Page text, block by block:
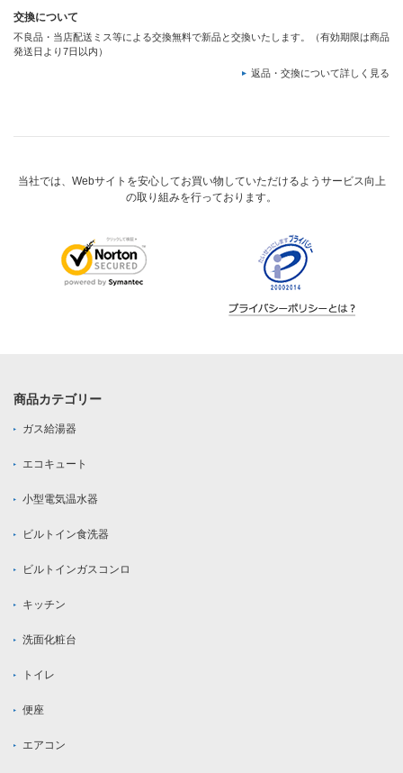
交換について
不良品・当店配送ミス等による交換無料で新品と交換いたします。（有効期限は商品
発送日より7日以内）
返品・交換について詳しく見る
当社では、Webサイトを安心してお買い物していただけるようサービス向上
の取り組みを行っております。
商品カテゴリー
ガス給湯器
エコキュート
小型電気温水器
ビルトイン食洗器
ビルトインガスコンロ
キッチン
洗面化粧台
トイレ
便座
エアコン